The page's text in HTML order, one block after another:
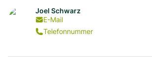
Joel Schwarz
E-Mail
Telefonnummer